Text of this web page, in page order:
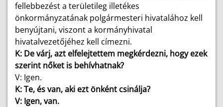
fellebbezést a területileg illetékes
önkormányzatának polgármesteri hivatalához kell
benyújtani, viszont a kormányhivatal
hivatalvezetőjéhez kell címezni.
K: De várj, azt elfelejtettem megkérdezni, hogy ezek
szerint nőket is behívhatnak?
V: Igen.
K: Te, és van, aki ezt önként csinálja?
V: Igen, van.